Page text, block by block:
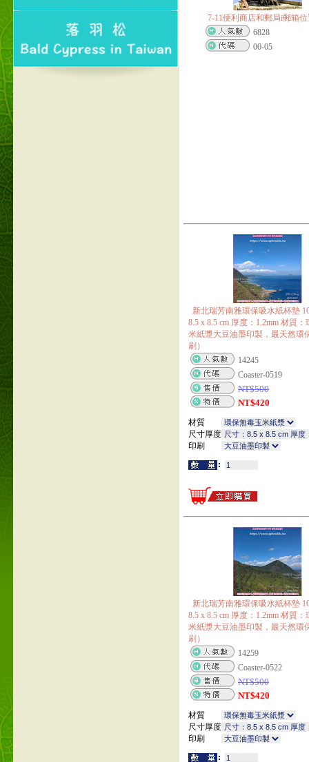
7-11便利商店和郵局i郵箱
6828
00-05
新北瑞芳南雅環保吸水紙杯墊
8.5 x 8.5 cm 厚度：1.2mm 材質
米紙漿大豆油墨印製，最天然環
刷）
14245
Coaster-0519
NT$500
NT$420
材質
尺寸厚度
印刷
新北瑞芳南雅環保吸水紙杯墊
8.5 x 8.5 cm 厚度：1.2mm 材質
米紙漿大豆油墨印製，最天然環
刷）
14259
Coaster-0522
NT$500
NT$420
材質
尺寸厚度
印刷